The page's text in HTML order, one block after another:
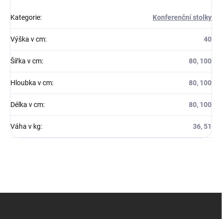
Kategorie: Konferenční stolky
Výška v cm: 40
Šířka v cm: 80, 100
Hloubka v cm: 80, 100
Délka v cm: 80, 100
Váha v kg: 36, 51